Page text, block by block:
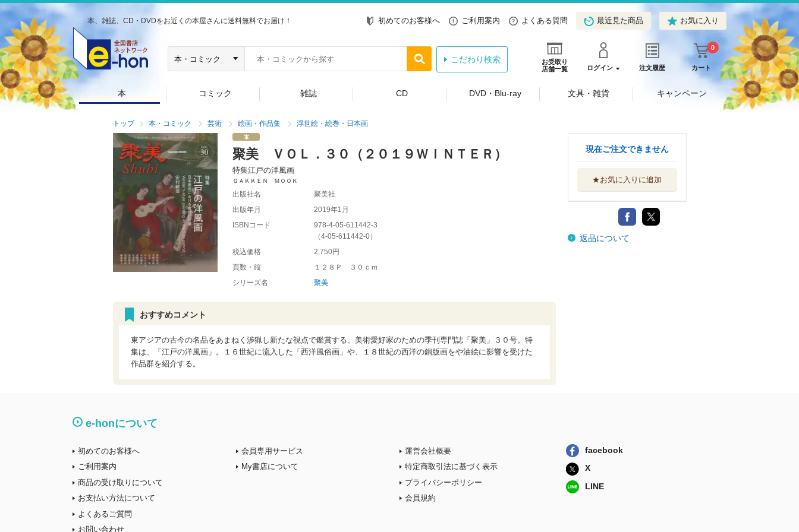
本、雑誌、CD・DVDをお近くの本屋さんに送料無料でお届け！ 初めてのお客様へ ご利用案内 よくある質問 最近見た商品 お気に入り
お受取り
店舗一覧
ログイン 注文履歴 カート
0
こだわり検索
本 コミック 雑誌 CD DVD・Blu-ray 文具・雑貨 キャンペーン
トップ 本・コミック 芸術 絵画・作品集 浮世絵・絵巻・日本画
聚美 ＶＯＬ．３０（２０１９ＷＩＮＴＥＲ）
特集江戸の洋風画
ＧＡＫＫＥＮ ＭＯＯＫ
出版社名
聚美社
出版年月
2019年1月
ISBNコード
978-4-05-611442-3
（4-05-611442-0）
税込価格
2,750円
頁数・縦
１２８Ｐ ３０ｃｍ
シリーズ名
聚美
おすすめコメント
東アジアの古今の名品をあまねく渉猟し新たな視点で鑑賞する、美術愛好家のための季刊専門誌「聚美」３０号。特
集は、「江戸の洋風画」。１６世紀に流入した「西洋風俗画」や、１８世紀の西洋の銅版画をや油絵に影響を受けた
作品群を紹介する。
現在ご注文できません
★お気に入りに追加
返品について
e-honについて
初めてのお客様へ
ご利用案内
商品の受け取りについて
お支払い方法について
よくあるご質問
お問い合わせ
会員専用サービス
My書店について
運営会社概要
特定商取引法に基づく表示
プライバシーポリシー
会員規約
facebook
X
LINE